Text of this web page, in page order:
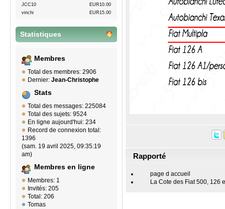
JCC10
EUR10.00
vinchi
EUR15.00
Statistiques
Membres
Total des membres: 2906
Dernier: Jean-Christophe
Stats
Total des messages: 225084
Total des sujets: 9524
En ligne aujourd'hui: 234
Record de connexion total:
1396
(sam. 19 avril 2025, 09:35:19
am)
Membres en ligne
Membres: 1
Invités: 205
Total: 206
Tomas
Rapporté
page d accueil
La Cote des Fiat 500, 126